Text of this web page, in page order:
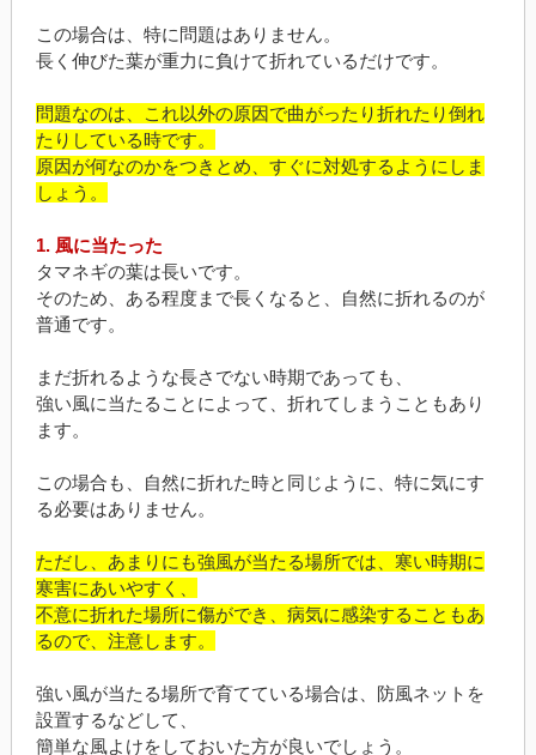
この場合は、特に問題はありません。
長く伸びた葉が重力に負けて折れているだけです。
問題なのは、これ以外の原因で曲がったり折れたり倒れ
たりしている時です。
原因が何なのかをつきとめ、すぐに対処するようにしま
しょう。
1. 風に当たった
タマネギの葉は長いです。
そのため、ある程度まで長くなると、自然に折れるのが
普通です。
まだ折れるような長さでない時期であっても、
強い風に当たることによって、折れてしまうこともあり
ます。
この場合も、自然に折れた時と同じように、特に気にす
る必要はありません。
ただし、あまりにも強風が当たる場所では、寒い時期に
寒害にあいやすく、
不意に折れた場所に傷ができ、病気に感染することもあ
るので、注意します。
強い風が当たる場所で育てている場合は、防風ネットを
設置するなどして、
簡単な風よけをしておいた方が良いでしょう。